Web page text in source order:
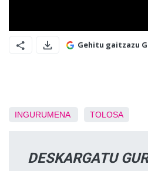
Gehitu gaitzazu
INGURUMENA TOLOSA
DESKARGATU